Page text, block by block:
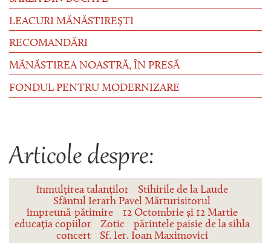
LEACURI MĂNĂSTIREȘTI
RECOMANDĂRI
MĂNĂSTIREA NOASTRĂ, ÎN PRESĂ
FONDUL PENTRU MODERNIZARE
Articole despre:
înmulțirea talanților
Stihirile de la Laude
Sfântul Ierarh Pavel Mărturisitorul
împreună-pătimire
12 Octombrie și 12 Martie
educația copiilor
Zotic
părintele paisie de la sihla
concert
Sf. Ier. Ioan Maximovici